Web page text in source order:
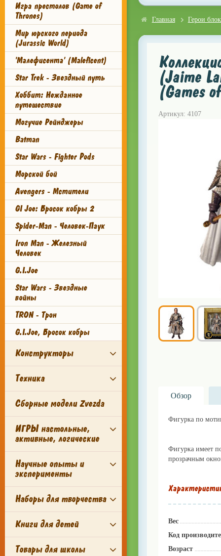
Игра престолов (Game of
Thrones)
Мир юрского периода
(Jurassic World)
'Малефисента' (Maleficent)
Star Trek - Звездный путь
Хоббит: Нежданное
путешествие
Могучие Рейнджеры
Batman
Star Wars - Fighter Pods
Морской бой
Avengers - Мстители
GI Joe: Бросок кобры 2
Spider-Man - Человек-Паук
Iron Man - Железный
Человек
G.I.Joe
Star Wars - Звездные
войны
TRON - Трон
G.I.Joe, Бросок кобры
Конструкторы
Техника
Сборные модели Zvezda
ИГРЫ настольные,
активные, логические
Научные опыты и
эксперименты
Наборы для творчества
Книги для детей
Товары для школы
Главная Герои
(Jaime
(Games
Артикул: 4107
Обзор
Фигурка по
Фигурка имеет
прозрачным
Вес
Код
Возраст